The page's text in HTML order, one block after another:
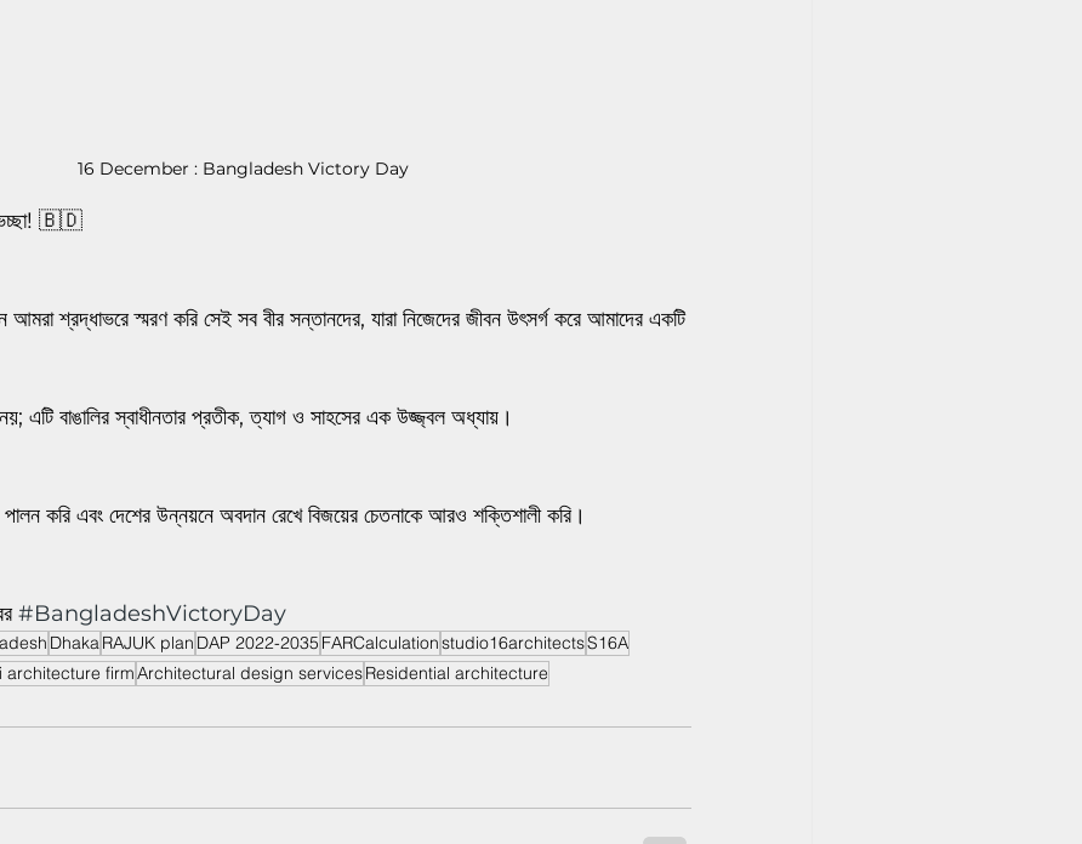
16 December : Bangladesh Victory Day
🇧🇩
শ্রদ্ধাভরে স্মরণ করি সেই সব বীর সন্তানদের, যারা নিজেদের জীবন উৎসর্গ করে আমাদের একটি
এটি বাঙালির স্বাধীনতার প্রতীক, ত্যাগ ও সাহসের এক উজ্জ্বল অধ্যায়।
করি এবং দেশের উন্নয়নে অবদান রেখে বিজয়ের চেতনাকে আরও শক্তিশালী করি।
#BangladeshVictoryDay
DhakaRAJUK plan DAP 2022-2035 FARCalculationstudio16architectsS16A
architecture firmArchitectural design servicesResidential architecture